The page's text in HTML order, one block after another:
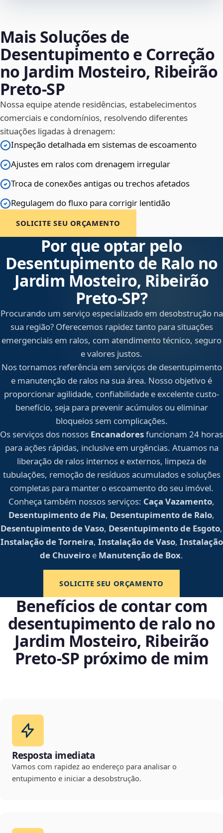
Mais Soluções de
Desentupimento e Correção
no Jardim Mosteiro, Ribeirão
Preto‑SP
Nossa equipe atende residências, estabelecimentos
comerciais e condomínios, resolvendo diferentes
situações ligadas à drenagem:
Inspeção detalhada em sistemas de escoamento
Ajustes em ralos com drenagem irregular
Troca de conexões antigas ou trechos afetados
Regulagem do fluxo para corrigir lentidão
SOLICITE SEU ORÇAMENTO
Por que optar pelo
Desentupimento de Ralo no
Jardim Mosteiro, Ribeirão
Preto‑SP?
Procurando um serviço especializado em desobstrução na
sua região? Oferecemos rapidez tanto para situações
emergenciais em ralos, com atendimento técnico, seguro
e valores justos.
Nos tornamos referência em serviços de desentupimento
e manutenção de ralos na sua área. Nosso objetivo é
proporcionar agilidade, confiabilidade e excelente custo-
benefício, seja para prevenir acúmulos ou eliminar
bloqueios sem complicações.
Os serviços dos nossos Encanadoresfuncionam 24 horas
para ações rápidas, inclusive em urgências. Atuamos na
liberação de ralos internos e externos, limpeza de
tubulações, remoção de resíduos acumulados e soluções
completas para manter o escoamento do seu imóvel.
Conheça também nossos serviços: Caça Vazamento,
Desentupimento de Pia, Desentupimento de Ralo,
Desentupimento de Vaso, Desentupimento de Esgoto,
Instalação de Torneira, Instalação de Vaso, Instalação
de Chuveiro e Manutenção de Box.
SOLICITE SEU ORÇAMENTO
Benefícios de contar com
desentupimento de ralo no
Jardim Mosteiro, Ribeirão
Preto‑SP próximo de mim
Resposta imediata
Vamos com rapidez ao endereço para analisar o
entupimento e iniciar a desobstrução.